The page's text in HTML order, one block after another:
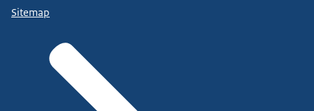
Sitemap